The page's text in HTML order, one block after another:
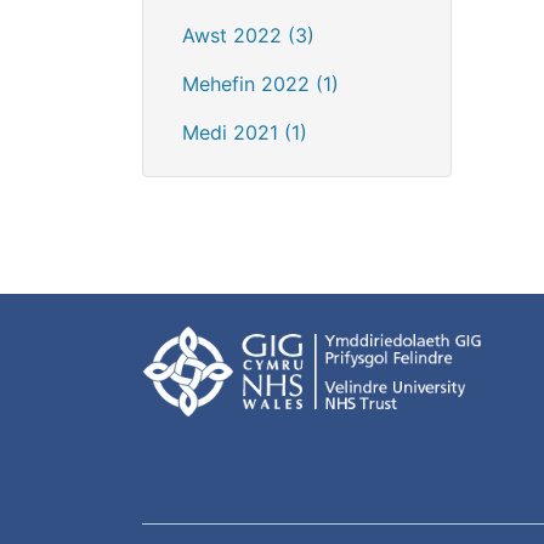
Awst 2022 (3)
Mehefin 2022 (1)
Medi 2021 (1)